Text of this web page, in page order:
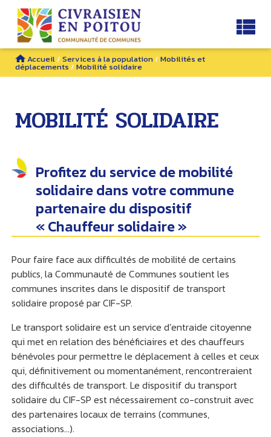
Accueil/ Services à la population/ Mobilités et
déplacements / Mobilité solidaire
MOBILITÉ SOLIDAIRE
Profitez du service de mobilité
solidaire dans votre commune
partenaire du dispositif
« Chauffeur solidaire »
Pour faire face aux difficultés de mobilité de certains
publics, la Communauté de Communes soutient les
communes inscrites dans le dispositif de transport
solidaire proposé par CIF-SP.
Le transport solidaire est un service d’entraide citoyenne
qui met en relation des bénéficiaires et des chauffeurs
bénévoles pour permettre le déplacement à celles et ceux
qui, définitivement ou momentanément, rencontreraient
des difficultés de transport. Le dispositif du transport
solidaire du CIF-SP est nécessairement co-construit avec
des partenaires locaux de terrains (communes,
associations…).